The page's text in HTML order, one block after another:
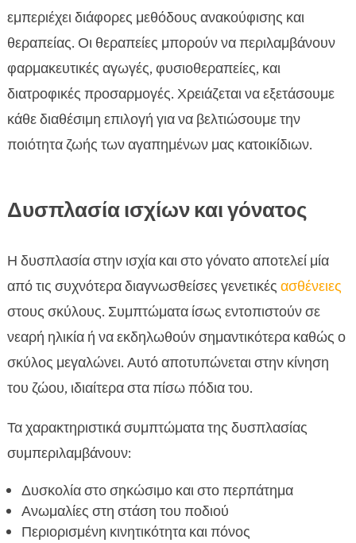
εμπεριέχει διάφορες μεθόδους ανακούφισης και
θεραπείας. Οι θεραπείες μπορούν να περιλαμβάνουν
φαρμακευτικές αγωγές, φυσιοθεραπείες, και
διατροφικές προσαρμογές. Χρειάζεται να εξετάσουμε
κάθε διαθέσιμη επιλογή για να βελτιώσουμε την
ποιότητα ζωής των αγαπημένων μας κατοικίδιων.
Δυσπλασία ισχίων και γόνατος
Η δυσπλασία στην ισχία και στο γόνατο αποτελεί μία
από τις συχνότερα διαγνωσθείσες γενετικές ασθένειες
στους σκύλους. Συμπτώματα ίσως εντοπιστούν σε
νεαρή ηλικία ή να εκδηλωθούν σημαντικότερα καθώς ο
σκύλος μεγαλώνει. Αυτό αποτυπώνεται στην κίνηση
του ζώου, ιδιαίτερα στα πίσω πόδια του.
Τα χαρακτηριστικά συμπτώματα της δυσπλασίας
συμπεριλαμβάνουν:
Δυσκολία στο σηκώσιμο και στο περπάτημα
Ανωμαλίες στη στάση του ποδιού
Περιορισμένη κινητικότητα και πόνος